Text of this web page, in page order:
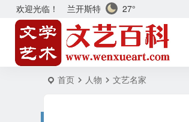
欢迎光临！ 兰开斯特 27°
首页 人物 文艺名家